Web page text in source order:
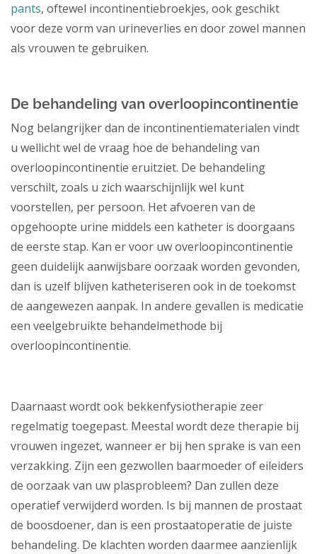
pants, oftewel incontinentiebroekjes, ook geschikt
voor deze vorm van urineverlies en door zowel mannen
als vrouwen te gebruiken.
De behandeling van overloopincontinentie
Nog belangrijker dan de incontinentiematerialen vindt
u wellicht wel de vraag hoe de behandeling van
overloopincontinentie eruitziet. De behandeling
verschilt, zoals u zich waarschijnlijk wel kunt
voorstellen, per persoon. Het afvoeren van de
opgehoopte urine middels een katheter is doorgaans
de eerste stap. Kan er voor uw overloopincontinentie
geen duidelijk aanwijsbare oorzaak worden gevonden,
dan is uzelf blijven katheteriseren ook in de toekomst
de aangewezen aanpak. In andere gevallen is medicatie
een veelgebruikte behandelmethode bij
overloopincontinentie.
Daarnaast wordt ook bekkenfysiotherapie zeer
regelmatig toegepast. Meestal wordt deze therapie bij
vrouwen ingezet, wanneer er bij hen sprake is van een
verzakking. Zijn een gezwollen baarmoeder of eileiders
de oorzaak van uw plasprobleem? Dan zullen deze
operatief verwijderd worden. Is bij mannen de prostaat
de boosdoener, dan is een prostaatoperatie de juiste
behandeling. De klachten worden daarmee aanzienlijk